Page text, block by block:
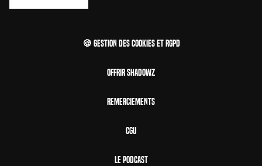
🍪 Gestion des cookies et RGPD
Offrir Shadowz
Remerciements
CGU
Le Podcast